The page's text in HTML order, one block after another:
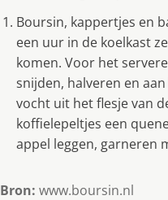
Boursin, kappertjes en
een uur in de koelkast
komen. Voor het
snijden, halveren en
vocht uit het flesje van
koffielepeltjes een
appel leggen, garneren
Bron: www.boursin.nl